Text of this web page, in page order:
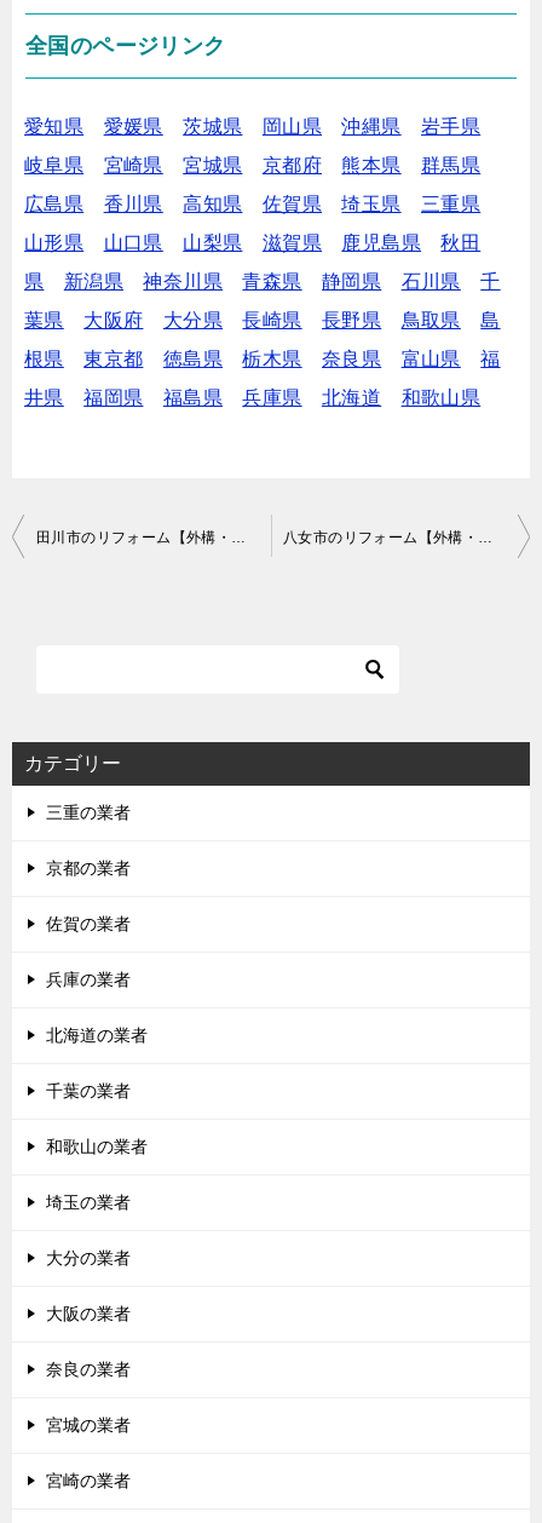
全国のページリンク
愛知県 愛媛県 茨城県 岡山県 沖縄県
岩手県
岐阜県
宮崎県 宮城県 京都府 熊本県
群馬県
広島県
香川県 高知県 佐賀県 埼玉県
三重県
山形県
山口県 山梨県 滋賀県 鹿児島県
秋田
県
新潟県 神奈川県 青森県 静岡県 石川県
千
葉県
大阪府 大分県 長崎県 長野県 鳥取県
島
根県
東京都 徳島県 栃木県 奈良県 富山県
福
井県
福岡県 福島県 兵庫県 北海道 和歌山県
投
シ
ョ
田川市のリフォーム【外構・リノベーションなど】で費用が安いおすすめ業者は？口コミ・評判 八女市のリフォーム【外構・リノベーションなど】で費用が安いおすすめ業者は？口コミ・評判
カテゴリー
三重の業者
京都の業者
佐賀の業者
兵庫の業者
北海道の業者
千葉の業者
和歌山の業者
埼玉の業者
大分の業者
大阪の業者
奈良の業者
宮城の業者
宮崎の業者